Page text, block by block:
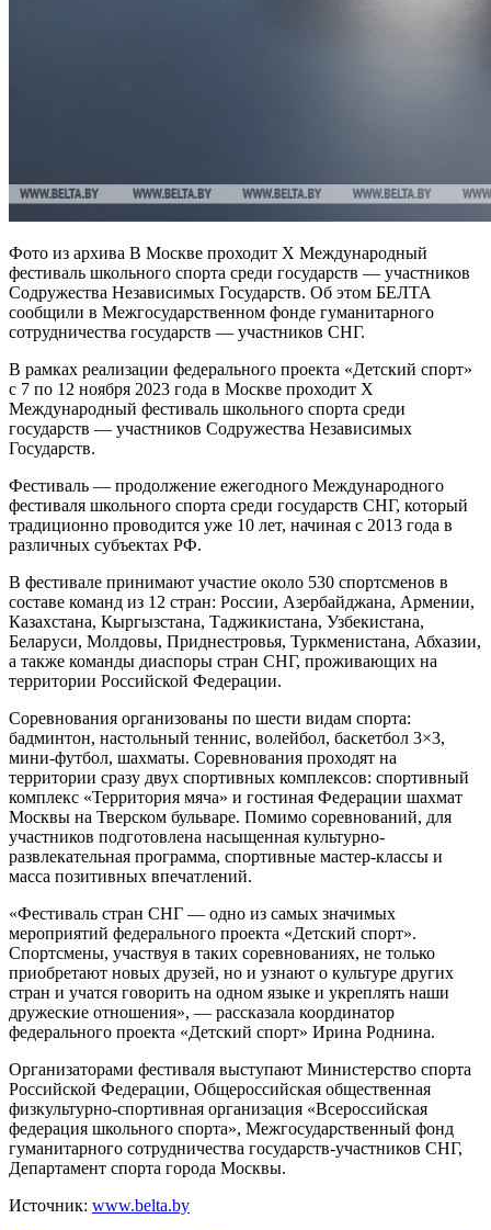
Фото из архива В Москве проходит Х Международный
фестиваль школьного спорта среди государств — участников
Содружества Независимых Государств. Об этом БЕЛТА
сообщили в Межгосударственном фонде гуманитарного
сотрудничества государств — участников СНГ.
В рамках реализации федерального проекта «Детский спорт»
с 7 по 12 ноября 2023 года в Москве проходит Х
Международный фестиваль школьного спорта среди
государств — участников Содружества Независимых
Государств.
Фестиваль — продолжение ежегодного Международного
фестиваля школьного спорта среди государств СНГ, который
традиционно проводится уже 10 лет, начиная с 2013 года в
различных субъектах РФ.
В фестивале принимают участие около 530 спортсменов в
составе команд из 12 стран: России, Азербайджана, Армении,
Казахстана, Кыргызстана, Таджикистана, Узбекистана,
Беларуси, Молдовы, Приднестровья, Туркменистана, Абхазии,
а также команды диаспоры стран СНГ, проживающих на
территории Российской Федерации.
Соревнования организованы по шести видам спорта:
бадминтон, настольный теннис, волейбол, баскетбол 3×3,
мини-футбол, шахматы. Соревнования проходят на
территории сразу двух спортивных комплексов: спортивный
комплекс «Территория мяча» и гостиная Федерации шахмат
Москвы на Тверском бульваре. Помимо соревнований, для
участников подготовлена насыщенная культурно-
развлекательная программа, спортивные мастер-классы и
масса позитивных впечатлений.
«Фестиваль стран СНГ — одно из самых значимых
мероприятий федерального проекта «Детский спорт».
Спортсмены, участвуя в таких соревнованиях, не только
приобретают новых друзей, но и узнают о культуре других
стран и учатся говорить на одном языке и укреплять наши
дружеские отношения», — рассказала координатор
федерального проекта «Детский спорт» Ирина Роднина.
Организаторами фестиваля выступают Министерство спорта
Российской Федерации, Общероссийская общественная
физкультурно-спортивная организация «Всероссийская
федерация школьного спорта», Межгосударственный фонд
гуманитарного сотрудничества государств-участников СНГ,
Департамент спорта города Москвы.
Источник: www.belta.by